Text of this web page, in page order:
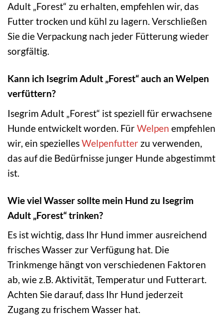
Adult „Forest“ zu erhalten, empfehlen wir, das
Futter trocken und kühl zu lagern. Verschließen
Sie die Verpackung nach jeder Fütterung wieder
sorgfältig.
Kann ich Isegrim Adult „Forest“ auch an Welpen
verfüttern?
Isegrim Adult „Forest“ ist speziell für erwachsene
Hunde entwickelt worden. FürWelpen empfehlen
wir, ein speziellesWelpenfutter zu verwenden,
das auf die Bedürfnisse junger Hunde abgestimmt
ist.
Wie viel Wasser sollte mein Hund zu Isegrim
Adult „Forest“ trinken?
Es ist wichtig, dass Ihr Hund immer ausreichend
frisches Wasser zur Verfügung hat. Die
Trinkmenge hängt von verschiedenen Faktoren
ab, wie z.B. Aktivität, Temperatur und Futterart.
Achten Sie darauf, dass Ihr Hund jederzeit
Zugang zu frischem Wasser hat.